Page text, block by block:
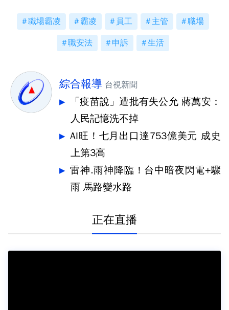
職場霸凌 霸凌 員工 主管 職場
職安法 申訴 生活
綜合報導 台視新聞
「疫苗說」遭批有失公允 蔣萬安：
人民記憶洗不掉
AI旺！七月出口達753億美元 成史
上第3高
雷神.雨神降臨！台中暗夜閃電+驟
雨 馬路變水路
正在直播